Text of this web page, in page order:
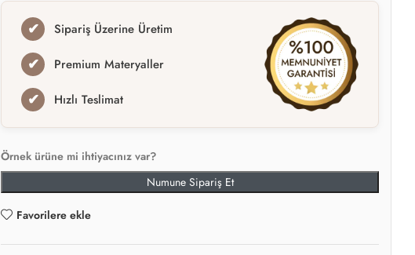
✔ Sipariş Üzerine Üretim
✔ Premium Materyaller
✔ Hızlı Teslimat
Örnek ürüne mi ihtiyacınız var?
Numune Sipariş Et
Favorilere ekle